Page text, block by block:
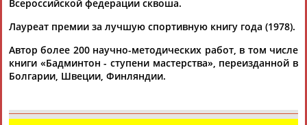
Всероссийской федерации сквоша.
Лауреат премии за лучшую спортивную книгу года (1978).
Автор более 200 научно-методических работ, в том числе
книги «Бадминтон - ступени мастерства», переизданной в
Болгарии, Швеции, Финляндии.